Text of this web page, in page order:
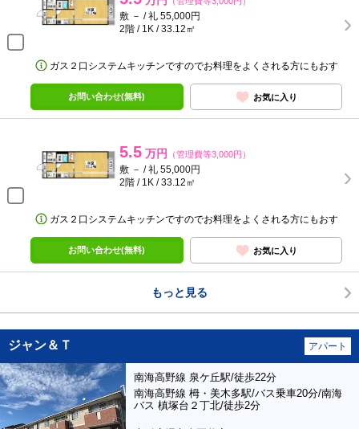
敷 － / 礼 55,000円
2階 / 1K / 33.12㎡
ガス２口システムキッチンですのでお料理をよくされる方にもおす
お問い合わせ(無料) お気に入り
5.5 万円 （管理費等3,000円）
敷 － / 礼 55,000円
2階 / 1K / 33.12㎡
ガス２口システムキッチンですのでお料理をよくされる方にもおす
お問い合わせ(無料) お気に入り
もっと見る
ジャン＆Ｔ アパート
南海高野線 泉ケ丘駅/徒歩22分
南海高野線 栂・美木多駅/バス乗車20分/南海
バス 槙塚台２丁北/徒歩2分